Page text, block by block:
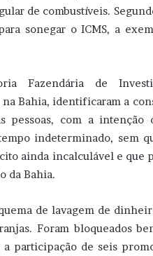
de combustíveis.
sonegar o ICMS, a
Fazendária de
Bahia, identificaram a
pessoas, com a
indeterminado, sem
ainda incalculável e que
da Bahia.
de lavagem de
Foram bloqueados
participação de seis